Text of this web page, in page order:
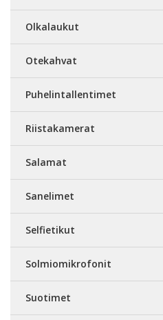
Olkalaukut
Otekahvat
Puhelintallentimet
Riistakamerat
Salamat
Sanelimet
Selfietikut
Solmiomikrofonit
Suotimet